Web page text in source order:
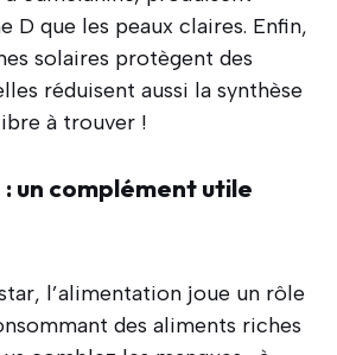
D que les peaux claires. Enfin,
solaires protègent des
réduisent aussi la synthèse
à trouver !
un complément utile
l’alimentation joue un rôle
des aliments riches